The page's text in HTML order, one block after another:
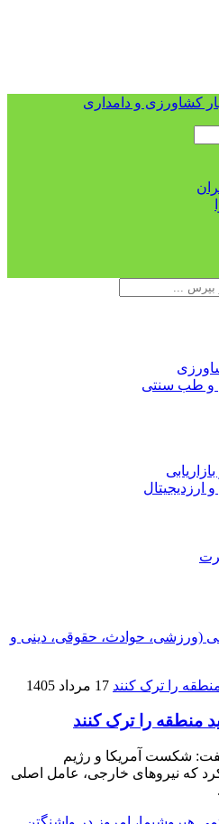
و طب سنتی
ارزدیجیتال
(ورزشی، حوادث، حقوقی، دینی و
17 مرداد 1405
منطقه را ترک کنند
شکست آمریکا و رژیم
که نیروهای خارجی، عامل اصلی